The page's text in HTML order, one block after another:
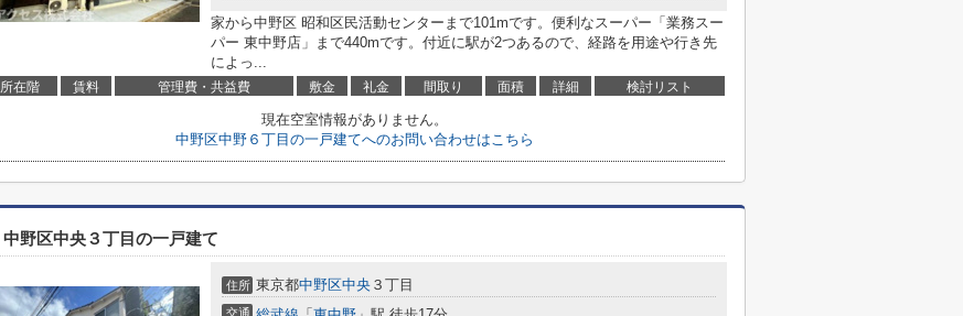
家から中野区 昭和区民活動センターまで101mです。便利なスーパー「業務スー
パー 東中野店」まで440mです。付近に駅が2つあるので、経路を用途や行き先
によっ...
所在階 賃料 管理費・共益費 敷金 礼金 間取り 面積 詳細 検討リスト
現在空室情報がありません。
中野区中野６丁目の一戸建てへのお問い合わせはこちら
中野区中央３丁目の一戸建て
住所 東京都中野区中央 ３丁目
交通